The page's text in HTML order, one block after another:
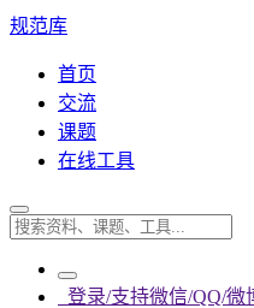
规范库
首页
交流
课题
在线工具
登录/支持微信/QQ/微